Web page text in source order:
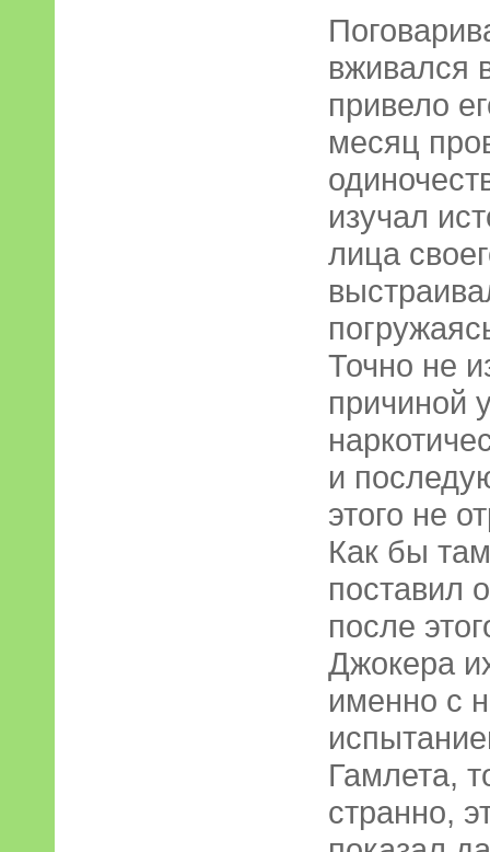
вживался
привело
месяц
изучал
лица
Точно не
причиной
и
этого не
Как бы
поставил
после
Джокера
именно с
Гамлета,
странно,